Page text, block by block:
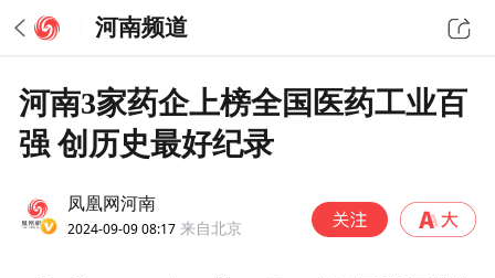
河南频道
河南3家药企上榜全国医药工业百
强 创历史最好纪录
凤凰网河南
2024-09-09 08:17 来自北京